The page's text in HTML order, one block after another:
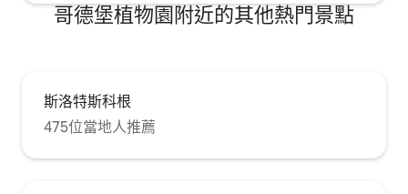
哥德堡植物園附近的其他熱門景點
斯洛特斯科根
475位當地人推薦